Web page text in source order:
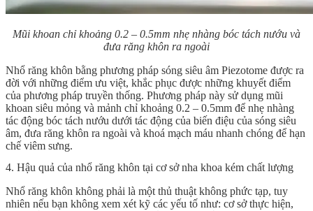
Mũi khoan chỉ khoảng 0.2 – 0.5mm nhẹ nhàng bóc tách nướu và
đưa răng khôn ra ngoài
Nhổ răng khôn bằng phương pháp sóng siêu âm Piezotome được ra
đời với những điểm ưu việt, khắc phục được những khuyết điểm
của phương pháp truyền thống. Phương pháp này sử dụng mũi
khoan siêu mỏng và mảnh chỉ khoảng 0.2 – 0.5mm để nhẹ nhàng
tác động bóc tách nướu dưới tác động của biến điệu của sóng siêu
âm, đưa răng khôn ra ngoài và khoá mạch máu nhanh chóng để hạn
chế viêm sưng.
4. Hậu quả của nhổ răng khôn tại cơ sở nha khoa kém chất lượng
Nhổ răng khôn không phải là một thủ thuật không phức tạp, tuy
nhiên nếu bạn không xem xét kỹ các yếu tố như: cơ sở thực hiện,